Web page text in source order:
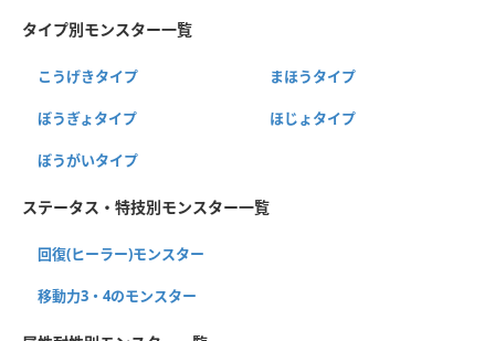
タイプ別モンスター一覧
こうげきタイプ まほうタイプ
ぼうぎょタイプ ほじょタイプ
ぼうがいタイプ
ステータス・特技別モンスター一覧
回復(ヒーラー)モンスター
移動力3・4のモンスター